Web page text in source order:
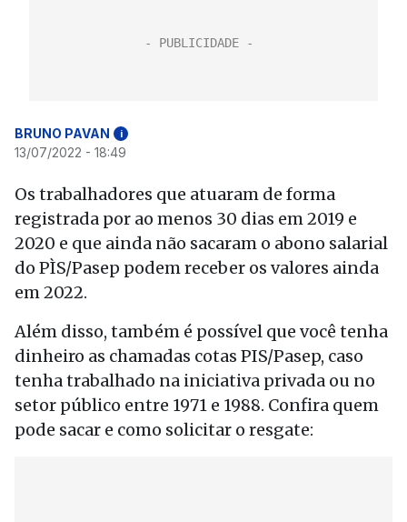
BRUNO PAVAN i
13/07/2022 - 18:49
Os trabalhadores que atuaram de forma
registrada por ao menos 30 dias em 2019 e
2020 e que ainda não sacaram o abono salarial
do PÌS/Pasep podem receber os valores ainda
em 2022.
Além disso, também é possível que você tenha
dinheiro as chamadas cotas PIS/Pasep, caso
tenha trabalhado na iniciativa privada ou no
setor público entre 1971 e 1988. Confira quem
pode sacar e como solicitar o resgate: